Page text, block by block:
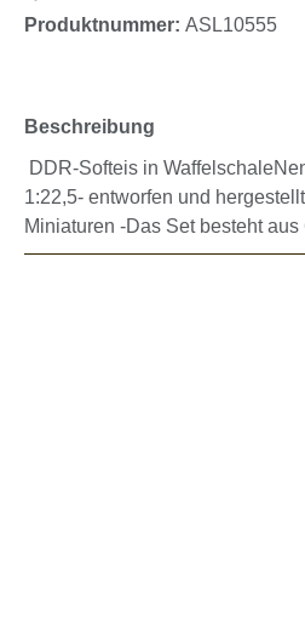
Produktnummer: ASL10555
Beschreibung
DDR-Softeis in
1:22,5- entworfen und
Miniaturen -Das Set besteht